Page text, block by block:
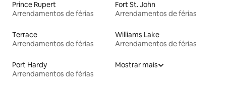
Prince Rupert
Arrendamentos de férias
Fort St. John
Arrendamentos de férias
Terrace
Arrendamentos de férias
Williams Lake
Arrendamentos de férias
Port Hardy
Arrendamentos de férias
Mostrar mais